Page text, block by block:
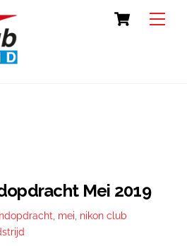
Cart
Mei 2019
, mei, nikon club